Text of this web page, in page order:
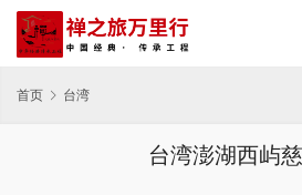
首页 台湾
台湾澎湖西屿